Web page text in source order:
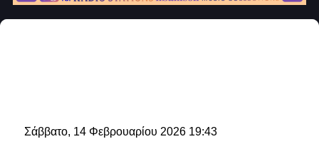
Σάββατο, 14 Φεβρουαρίου 2026 19:43